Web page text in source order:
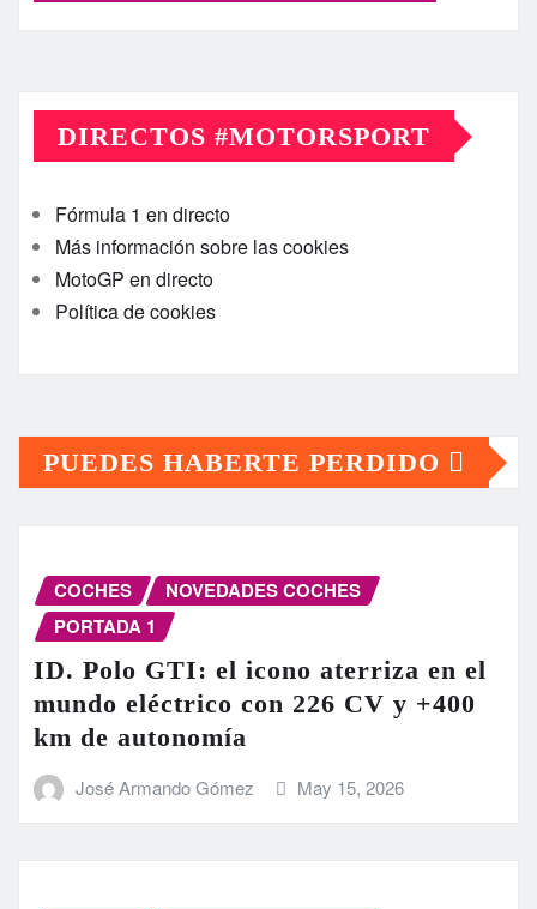
DIRECTOS #MOTORSPORT
Fórmula 1 en directo
Más información sobre las cookies
MotoGP en directo
Política de cookies
PUEDES HABERTE PERDIDO
COCHES
NOVEDADES COCHES
PORTADA 1
ID. Polo GTI: el icono aterriza en el
mundo eléctrico con 226 CV y +400
km de autonomía
José Armando Gómez May 15, 2026